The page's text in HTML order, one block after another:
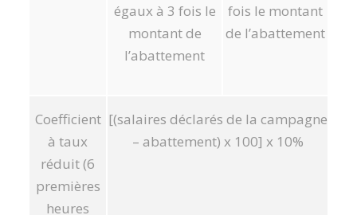
égaux à 3 fois le
montant de
l’abattement
fois le montant
de l’abattement
Coefficient
à taux
réduit (6
premières
heures
[(salaires déclarés de la campagne
– abattement) x 100] x 10%